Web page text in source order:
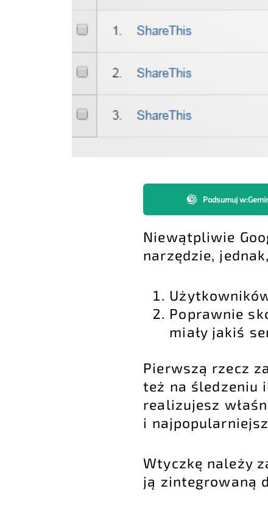
Podsumuj w:
Niewątpliwie
narzędzie,
Poprawnie
miały jakiś
Pierwszą rzecz
też na śledzeniu
realizujesz
i
Wtyczkę należy
ją zintegrowaną